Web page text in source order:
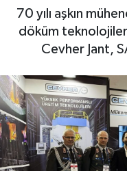
70 yılı aşkın
döküm
Cevher Jant,
Otovitrin
Asayiş
Magazin
Gayrimenkul
Spor
Haber Arşivi